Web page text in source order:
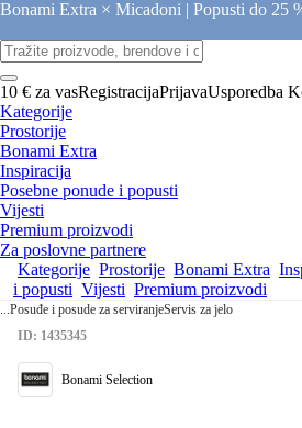
Bonami Extra × Micadoni | Popusti do 25
10 € za vasRegistracijaPrijavaUsporedba
Kategorije
Prostorije
Bonami Extra
Inspiracija
Posebne ponude i popusti
Vijesti
Premium proizvodi
Za poslovne partnere
Kategorije Prostorije Bonami Extra
i popusti Vijesti Premium proizvodi
...Posuđe i posude za serviranjeServis za jelo
ID: 1435345
Bonami Selection